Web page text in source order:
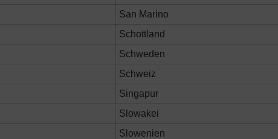
San Marino
Schottland
Schweden
Schweiz
Singapur
Slowakei
Slowenien